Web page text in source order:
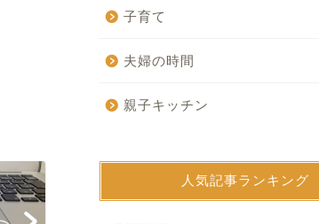
子育て
子育て
夫婦の時間
親子キッチン
人気記事ランキング